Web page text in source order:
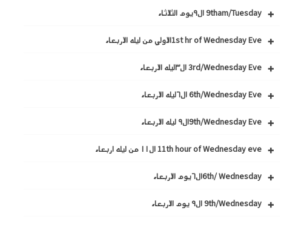
9tham/Tuesday ال٩يوم الثلاثاء
1st hr of Wednesday Eveالاولي من ليله الاربعاء
3rd/Wednesday Eve ال٣ليله الاربعاء
6th/Wednesday Eve ال٦ليله الاربعاء
9th/Wednesday Eveال٩ ليله الاربعاء
11th hour of Wednesday eve ال١١ من ليله اربعاء
6th/ Wednesdayال٦يوم الاربعاء
9th/Wednesday ال٩ يوم الاربعاء